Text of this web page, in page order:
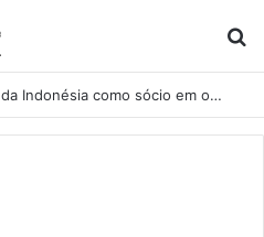
JBS traz fundo soberano da Indonésia como sócio em operação de US$ 2,5 bilhões